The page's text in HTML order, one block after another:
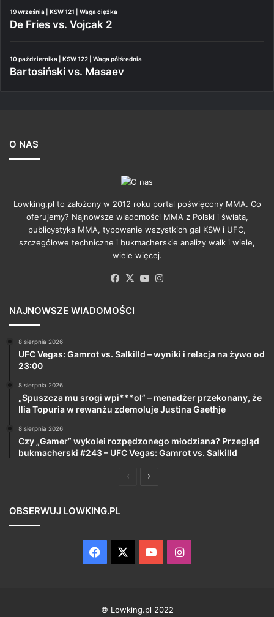
19 września | KSW 121 | Waga ciężka
De Fries vs. Vojcak 2
10 października | KSW 122 | Waga półśrednia
Bartosiński vs. Masaev
O NAS
Lowking.pl to założony w 2012 roku portal poświęcony MMA. Co
oferujemy? Najnowsze wiadomości MMA z Polski i świata,
publicystyka MMA, typowanie wszystkich gal KSW i UFC,
szczegółowe techniczne i bukmacherskie analizy walk i wiele,
wiele więcej.
Facebook
X YouTube
NAJNOWSZE WIADOMOŚCI
8 sierpnia 2026
UFC Vegas: Gamrot vs. Salkilld – wyniki i relacja na żywo od
23:00
8 sierpnia 2026
„Spuszcza mu srogi wpi***ol” – menadżer przekonany, że
Ilia Topuria w rewanżu zdemoluje Justina Gaethje
8 sierpnia 2026
Czy „Gamer” wykolei rozpędzonego młodziana? Przegląd
bukmacherski #243 – UFC Vegas: Gamrot vs. Salkilld
PoprzedniaNastępna
OBSERWUJ LOWKING.PL
Facebook YouTubeInstagram
© Lowking.pl 2022